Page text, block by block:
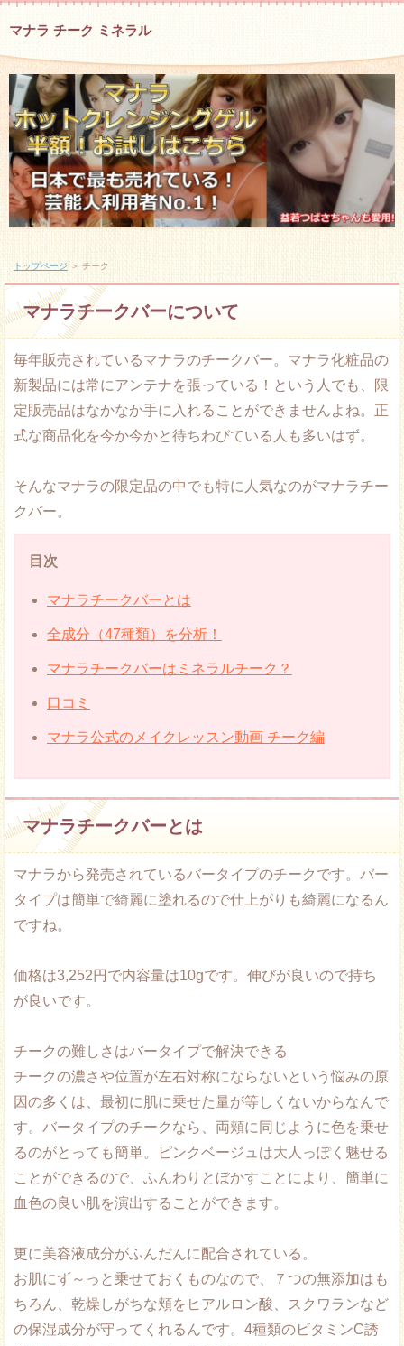
マナラ チーク ミネラル
トップページ ＞ チーク
マナラチークバーについて
毎年販売されているマナラのチークバー。マナラ化粧品の
新製品には常にアンテナを張っている！という人でも、限
定販売品はなかなか手に入れることができませんよね。正
式な商品化を今か今かと待ちわびている人も多いはず。
そんなマナラの限定品の中でも特に人気なのがマナラチー
クバー。
目次
マナラチークバーとは
全成分（47種類）を分析！
マナラチークバーはミネラルチーク？
口コミ
マナラ公式のメイクレッスン動画 チーク編
マナラチークバーとは
マナラから発売されているバータイプのチークです。バー
タイプは簡単で綺麗に塗れるので仕上がりも綺麗になるん
ですね。
価格は3,252円で内容量は10gです。伸びが良いので持ち
が良いです。
チークの難しさはバータイプで解決できる
チークの濃さや位置が左右対称にならないという悩みの原
因の多くは、最初に肌に乗せた量が等しくないからなんで
す。バータイプのチークなら、両頬に同じように色を乗せ
るのがとっても簡単。ピンクベージュは大人っぽく魅せる
ことができるので、ふんわりとぼかすことにより、簡単に
血色の良い肌を演出することができます。
更に美容液成分がふんだんに配合されている。
お肌にず～っと乗せておくものなので、７つの無添加はも
ちろん、乾燥しがちな頬をヒアルロン酸、スクワランなど
の保湿成分が守ってくれるんです。4種類のビタミンC誘